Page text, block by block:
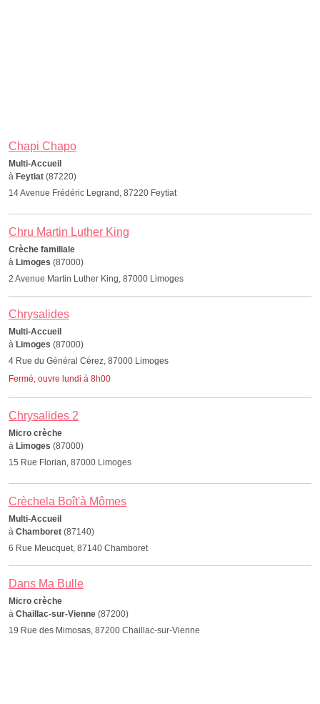
Chapi Chapo
Multi-Accueil
à Feytiat (87220)
14 Avenue Frédéric Legrand, 87220 Feytiat
Chru Martin Luther King
Crèche familiale
à Limoges (87000)
2 Avenue Martin Luther King, 87000 Limoges
Chrysalides
Multi-Accueil
à Limoges (87000)
4 Rue du Général Cérez, 87000 Limoges
Fermé, ouvre lundi à 8h00
Chrysalides 2
Micro crèche
à Limoges (87000)
15 Rue Florian, 87000 Limoges
Crèchela Boît'à Mômes
Multi-Accueil
à Chamboret (87140)
6 Rue Meucquet, 87140 Chamboret
Dans Ma Bulle
Micro crèche
à Chaillac-sur-Vienne (87200)
19 Rue des Mimosas, 87200 Chaillac-sur-Vienne